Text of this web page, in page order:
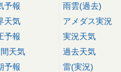
予報
天気
予報
天気
予報
雨雲(過去)
アメダス実況
実況天気
過去天気
雷(実況)